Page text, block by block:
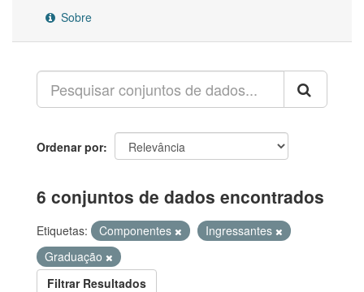
Sobre
Ordenar por
6 conjuntos de dados encontrados
Etiquetas: Componentes
Ingressantes
Graduação
Filtrar Resultados